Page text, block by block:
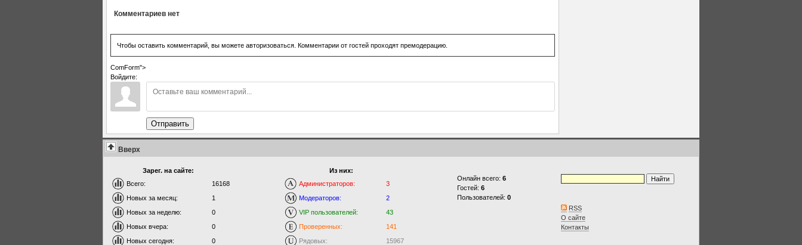
Комментариев нет
Чтобы оставить комментарий, вы можете авторизоваться. Комментарии от гостей проходят премодерацию.
ComForm">
Войдите:
Отправить
Вверх
Зарег. на сайте:
Всего:
16168
Новых за месяц:
1
Новых за неделю:
0
Новых вчера:
0
Новых сегодня:
0
Из них:
Администраторов:
3
Модераторов:
2
VIP пользователей:
43
Проверенных:
141
Рядовых:
15967
Онлайн всего: 6
Гостей: 6
Пользователей: 0
RSS
О сайте
Контакты